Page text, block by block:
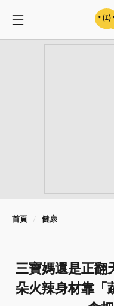
首頁 健康
三寶媽還是正翻
朵火辣身材靠「